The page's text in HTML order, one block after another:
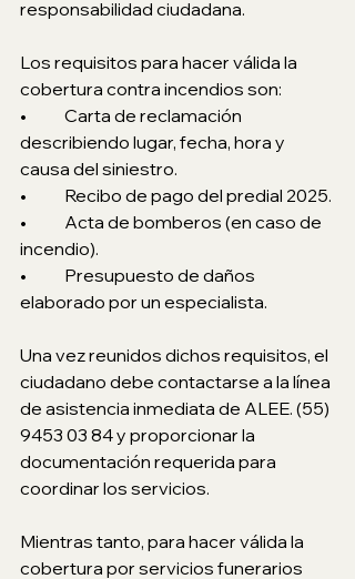
responsabilidad ciudadana.
Los requisitos para hacer válida la
cobertura contra incendios son:
•	Carta de reclamación
describiendo lugar, fecha, hora y
causa del siniestro.
•	Recibo de pago del predial 2025.
•	Acta de bomberos (en caso de
incendio).
•	Presupuesto de daños
elaborado por un especialista.
Una vez reunidos dichos requisitos, el
ciudadano debe contactarse a la línea
de asistencia inmediata de ALEE. (55)
9453 03 84 y proporcionar la
documentación requerida para
coordinar los servicios.
Mientras tanto, para hacer válida la
cobertura por servicios funerarios